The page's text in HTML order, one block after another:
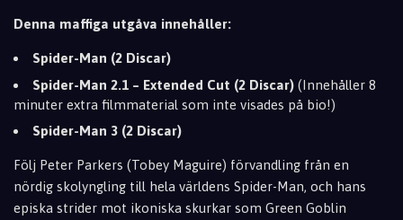
Denna maffiga utgåva innehåller:
Spider-Man (2 Discar)
Spider-Man 2.1 – Extended Cut (2 Discar) (Innehåller 8
minuter extra filmmaterial som inte visades på bio!)
Spider-Man 3 (2 Discar)
Följ Peter Parkers (Tobey Maguire) förvandling från en
nördig skolyngling till hela världens Spider-Man, och hans
episka strider mot ikoniska skurkar som Green Goblin